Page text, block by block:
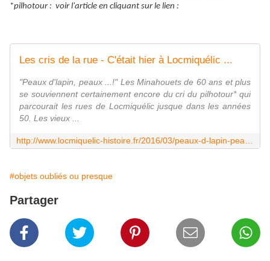
*pilhotour : voir l'article en cliquant sur le lien :
Les cris de la rue - C'était hier à Locmiquélic ...
"Peaux d'lapin, peaux ...!" Les Minahouets de 60 ans et plus
se souviennent certainement encore du cri du pilhotour* qui
parcourait les rues de Locmiquélic jusque dans les années
50. Les vieux ...
#objets oubliés ou presque
Partager